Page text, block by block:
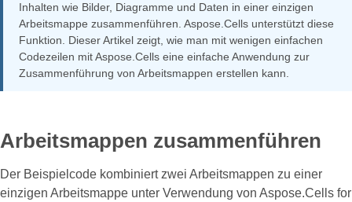
Inhalten wie Bilder, Diagramme und Daten in einer einzigen
Arbeitsmappe zusammenführen. Aspose.Cells unterstützt diese
Funktion. Dieser Artikel zeigt, wie man mit wenigen einfachen
Codezeilen mit Aspose.Cells eine einfache Anwendung zur
Zusammenführung von Arbeitsmappen erstellen kann.
Arbeitsmappen zusammenführen
Der Beispielcode kombiniert zwei Arbeitsmappen zu einer
einzigen Arbeitsmappe unter Verwendung von Aspose.Cells for